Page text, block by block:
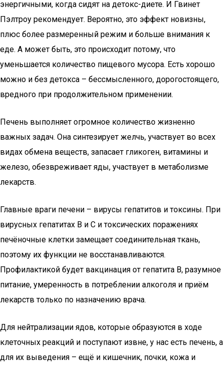
энергичными, когда сидят на детокс-диете. И Гвинет
Пэлтроу рекомендует. Вероятно, это эффект новизны,
плюс более размеренный режим и больше внимания к
еде. А может быть, это происходит потому, что
уменьшается количество пищевого мусора. Есть хорошо
можно и без детокса – бессмысленного, дорогостоящего,
вредного при продолжительном применении.
Печень выполняет огромное количество жизненно
важных задач. Она синтезирует желчь, участвует во всех
видах обмена веществ, запасает гликоген, витамины и
железо, обезвреживает яды, участвует в метаболизме
лекарств.
Главные враги печени – вирусы гепатитов и токсины. При
вирусных гепатитах B и C и токсических поражениях
печёночные клетки замещает соединительная ткань,
поэтому их функции не восстанавливаются.
Профилактикой будет вакцинация от гепатита B, разумное
питание, умеренность в потреблении алкоголя и приём
лекарств только по назначению врача.
Для нейтрализации ядов, которые образуются в ходе
клеточных реакций и поступают извне, у нас есть печень, а
для их выведения – ещё и кишечник, почки, кожа и